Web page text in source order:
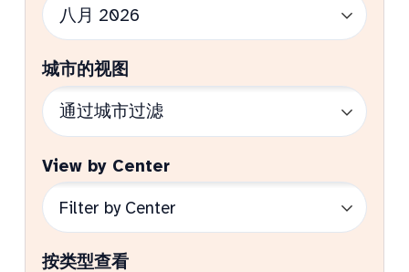
城市的视图
View by Center
按类型查看